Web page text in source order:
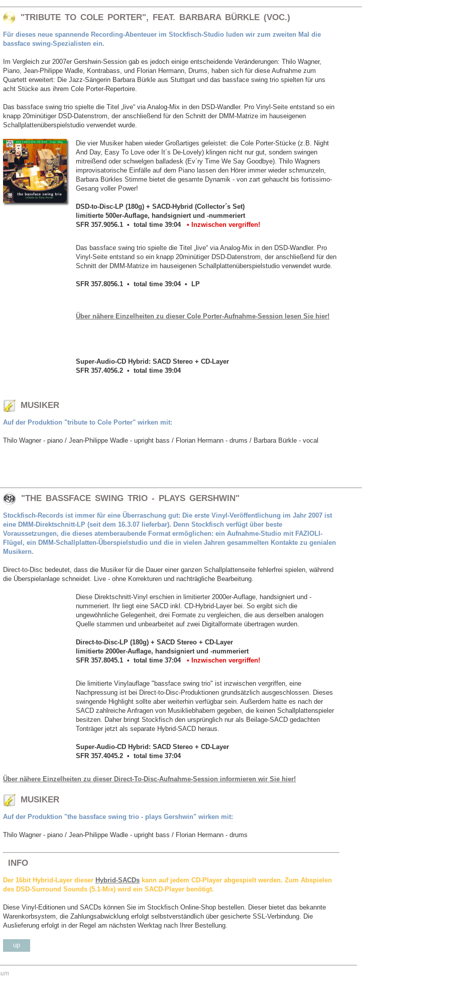
"TRIBUTE TO COLE PORTER", FEAT. BARBARA BÜRKLE (VOC.)
Für dieses neue spannende Recording-Abenteuer im Stockfisch-Studio luden wir zum zweiten Mal die
bassface swing-Spezialisten ein.
Im Vergleich zur 2007er Gershwin-Session gab es jedoch einige entscheidende Veränderungen: Thilo Wagner,
Piano, Jean-Philippe Wadle, Kontrabass, und Florian Hermann, Drums, haben sich für diese Aufnahme zum
Quartett erweitert: Die Jazz-Sängerin Barbara Bürkle aus Stuttgart und das bassface swing trio spielten für uns
acht Stücke aus ihrem Cole Porter-Repertoire.
Das bassface swing trio spielte die Titel „live“ via Analog-Mix in den DSD-Wandler. Pro Vinyl-Seite entstand so ein
knapp 20minütiger DSD-Datenstrom, der anschließend für den Schnitt der DMM-Matrize im hauseigenen
Schallplattenüberspielstudio verwendet wurde.
Die vier Musiker haben wieder Großartiges geleistet: die Cole Porter-Stücke (z.B. Night
And Day, Easy To Love oder It´s De-Lovely) klingen nicht nur gut, sondern swingen
mitreißend oder schwelgen balladesk (Ev´ry Time We Say Goodbye). Thilo Wagners
improvisatorische Einfälle auf dem Piano lassen den Hörer immer wieder schmunzeln,
Barbara Bürkles Stimme bietet die gesamte Dynamik - von zart gehaucht bis fortissimo-
Gesang voller Power!
DSD-to-Disc-LP (180g) + SACD-Hybrid (Collector´s Set)
limitierte 500er-Auflage, handsigniert und -nummeriert
SFR 357.9056.1 • total time 39:04• Inzwischen vergriffen!
Das bassface swing trio spielte die Titel „live“ via Analog-Mix in den DSD-Wandler. Pro
Vinyl-Seite entstand so ein knapp 20minütiger DSD-Datenstrom, der anschließend für den
Schnitt der DMM-Matrize im hauseigenen Schallplattenüberspielstudio verwendet wurde.
SFR 357.8056.1 • total time 39:04 • LP
Über nähere Einzelheiten zu dieser Cole Porter-Aufnahme-Session lesen Sie hier!
Super-Audio-CD Hybrid: SACD Stereo + CD-Layer
SFR 357.4056.2 • total time 39:04
MUSIKER
Auf der Produktion "tribute to Cole Porter" wirken mit:
Thilo Wagner - piano / Jean-Philippe Wadle - upright bass / Florian Hermann - drums / Barbara Bürkle - vocal
"THE BASSFACE SWING TRIO - PLAYS GERSHWIN"
Stockfisch-Records ist immer für eine Überraschung gut: Die erste Vinyl-Veröffentlichung im Jahr 2007 ist
eine DMM-Direktschnitt-LP (seit dem 16.3.07 lieferbar). Denn Stockfisch verfügt über beste
Voraussetzungen, die dieses atemberaubende Format ermöglichen: ein Aufnahme-Studio mit FAZIOLI-
Flügel, ein DMM-Schallplatten-Überspielstudio und die in vielen Jahren gesammelten Kontakte zu genialen
Musikern.
Direct-to-Disc bedeutet, dass die Musiker für die Dauer einer ganzen Schallplattenseite fehlerfrei spielen, während
die Überspielanlage schneidet. Live - ohne Korrekturen und nachträgliche Bearbeitung.
Diese Direktschnitt-Vinyl erschien in limitierter 2000er-Auflage, handsigniert und -
nummeriert. Ihr liegt eine SACD inkl. CD-Hybrid-Layer bei. So ergibt sich die
ungewöhnliche Gelegenheit, drei Formate zu vergleichen, die aus derselben analogen
Quelle stammen und unbearbeitet auf zwei Digitalformate übertragen wurden.
Direct-to-Disc-LP (180g) + SACD Stereo + CD-Layer
limitierte 2000er-Auflage, handsigniert und -nummeriert
SFR 357.8045.1 • total time 37:04• Inzwischen vergriffen!
Die limitierte Vinylauflage "bassface swing trio" ist inzwischen vergriffen, eine
Nachpressung ist bei Direct-to-Disc-Produktionen grundsätzlich ausgeschlossen. Dieses
swingende Highlight sollte aber weiterhin verfügbar sein. Außerdem hatte es nach der
SACD zahlreiche Anfragen von Musikliebhabern gegeben, die keinen Schallplattenspieler
besitzen. Daher bringt Stockfisch den ursprünglich nur als Beilage-SACD gedachten
Tonträger jetzt als separate Hybrid-SACD heraus.
Super-Audio-CD Hybrid: SACD Stereo + CD-Layer
SFR 357.4045.2 • total time 37:04
Über nähere Einzelheiten zu dieser Direct-To-Disc-Aufnahme-Session informieren wir Sie hier!
MUSIKER
Auf der Produktion "the bassface swing trio - plays Gershwin" wirken mit:
Thilo Wagner - piano / Jean-Philippe Wadle - upright bass / Florian Hermann - drums
INFO
Der 16bit Hybrid-Layer dieser Hybrid-SACDs kann auf jedem CD-Player abgespielt werden. Zum Abspielen
des DSD-Surround Sounds (5.1-Mix) wird ein SACD-Player benötigt.
Diese Vinyl-Editionen und SACDs können Sie im Stockfisch Online-Shop bestellen. Dieser bietet das bekannte
Warenkorbsystem, die Zahlungsabwicklung erfolgt selbstverständlich über gesicherte SSL-Verbindung. Die
Auslieferung erfolgt in der Regel am nächsten Werktag nach Ihrer Bestellung.
up